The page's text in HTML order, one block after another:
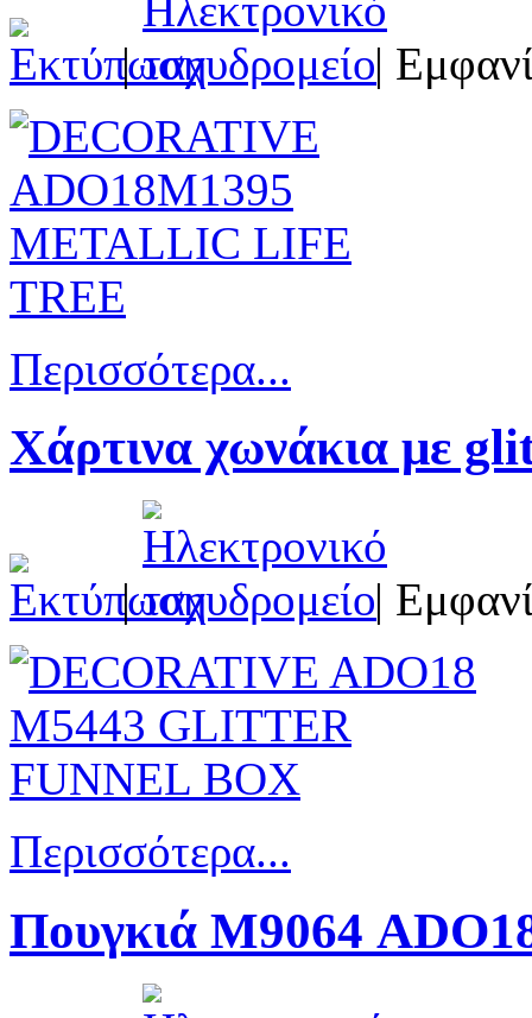
| |
Περισσότερα...
Χάρτινα χωνάκια με
| |
Περισσότερα...
Πουγκιά Μ9064